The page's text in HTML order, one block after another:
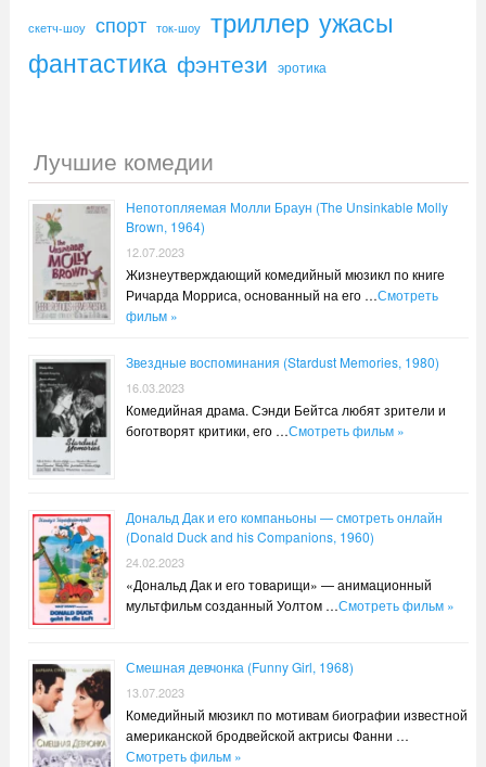
скетч-шоу спорт ток-шоу триллер ужасы
фантастика фэнтези эротика
Лучшие комедии
Непотопляемая Молли Браун (The Unsinkable Molly
Brown, 1964)
12.07.2023
Жизнеутверждающий комедийный мюзикл по книге
Ричарда Морриса, основанный на его …Смотреть
фильм »
Звездные воспоминания (Stardust Memories, 1980)
16.03.2023
Комедийная драма. Сэнди Бейтса любят зрители и
боготворят критики, его …Смотреть фильм »
Дональд Дак и его компаньоны — смотреть онлайн
(Donald Duck and his Companions, 1960)
24.02.2023
«Дональд Дак и его товарищи» — анимационный
мультфильм созданный Уолтом …Смотреть фильм »
Смешная девчонка (Funny Girl, 1968)
13.07.2023
Комедийный мюзикл по мотивам биографии известной
американской бродвейской актрисы Фанни …
Смотреть фильм »